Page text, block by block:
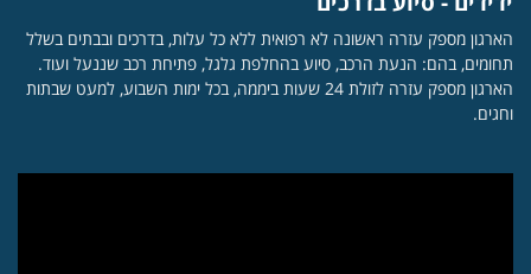
הארגון מספק עזרה ראשונה לא רפואית ללא כל עלות, בדרכים ובבתים בשלל
תחומים, בהם: הנעת הרכב, סיוע בהחלפת גלגל, פתיחת רכב שננעל ועוד.
הארגון מספק עזרה לזולת 24 שעות ביממה, בכל ימות השבוע, למעט שבתות
וחגים.